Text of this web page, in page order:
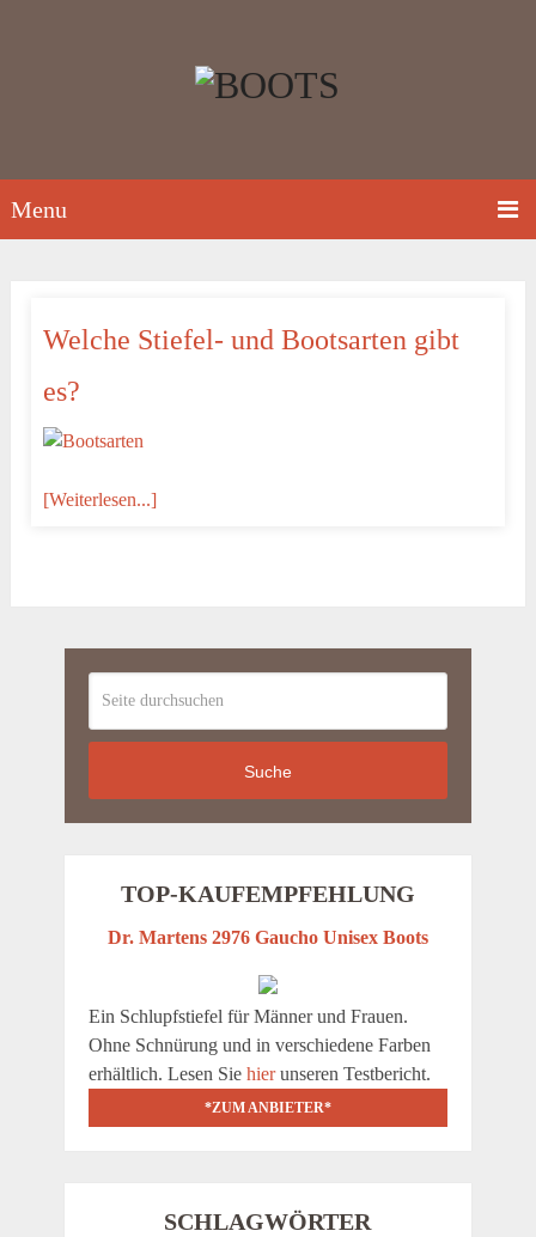
Menu
Welche Stiefel- und Bootsarten gibt
es?
[Weiterlesen...]
Suche
TOP-KAUFEMPFEHLUNG
Dr. Martens 2976 Gaucho Unisex Boots
Ein Schlupfstiefel für Männer und Frauen.
Ohne Schnürung und in verschiedene Farben
erhältlich. Lesen Sie hierunseren Testbericht.
*ZUM ANBIETER*
SCHLAGWÖRTER